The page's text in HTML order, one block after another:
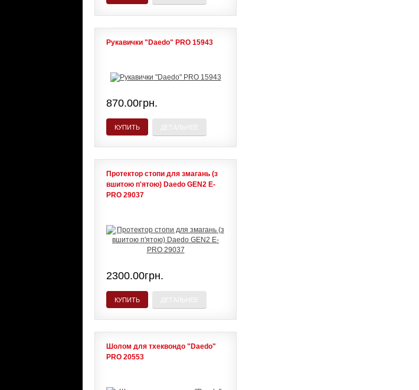
Рукавички "Daedo" PRO 15943
870.00грн.
КУПИТЬ
Протектор стопи для змагань (з
вшитою п'ятою) Daedo GEN2 E-
PRO 29037
2300.00грн.
КУПИТЬ
Шолом для тхеквондо "Daedo"
PRO 20553